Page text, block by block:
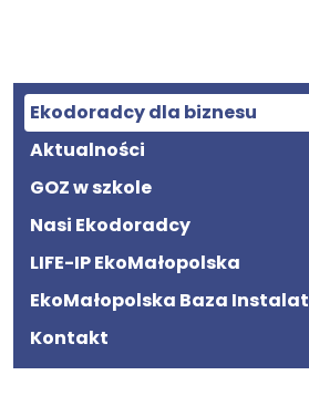
Ekodoradcy dla biznesu
Aktualności
GOZ w szkole
Nasi Ekodoradcy
LIFE-IP EkoMałopolska
EkoMałopolska Baza
Kontakt